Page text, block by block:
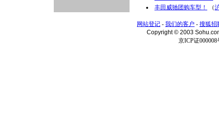
丰田威驰团购车型！
（
网站登记 - 我们的客户 - 搜狐招
Copyright © 2003
京ICP证